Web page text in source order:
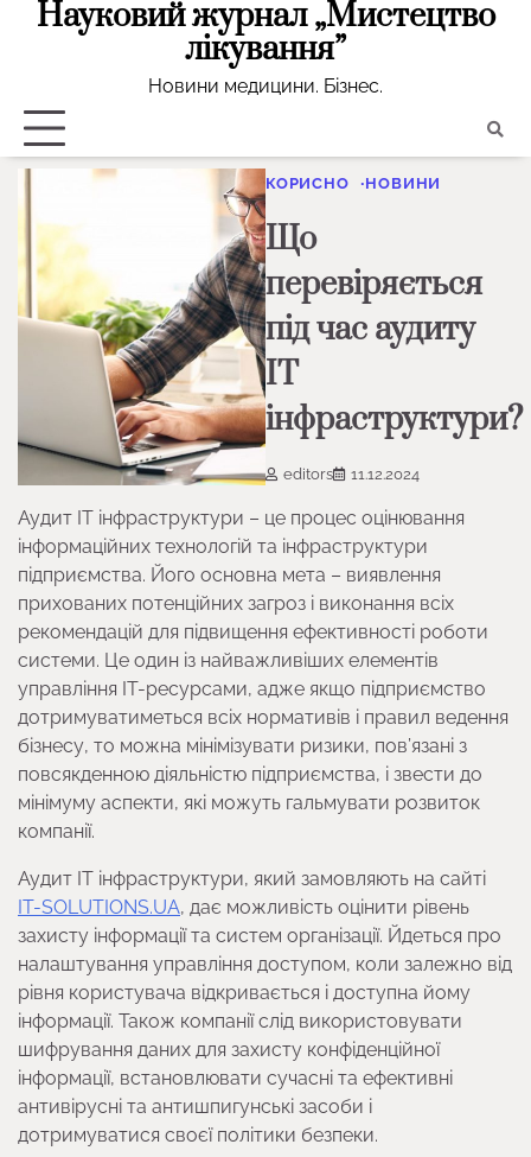
ПерейтиНауковий журнал „Мистецтво
лікування”
Новини медицини. Бізнес.
КОРИСНО НОВИНИ
Що
перевіряється
під час аудиту
ІТ
інфраструктури?
editors 11.12.2024
Аудит ІТ інфраструктури – це процес оцінювання
інформаційних технологій та інфраструктури
підприємства. Його основна мета – виявлення
прихованих потенційних загроз і виконання всіх
рекомендацій для підвищення ефективності роботи
системи. Це один із найважливіших елементів
управління IT-ресурсами, адже якщо підприємство
дотримуватиметься всіх нормативів і правил ведення
бізнесу, то можна мінімізувати ризики, пов’язані з
повсякденною діяльністю підприємства, і звести до
мінімуму аспекти, які можуть гальмувати розвиток
компанії.
Аудит ІТ інфраструктури, який замовляють на сайті
IT-SOLUTIONS.UA, дає можливість оцінити рівень
захисту інформації та систем організації. Йдеться про
налаштування управління доступом, коли залежно від
рівня користувача відкривається і доступна йому
інформації. Також компанії слід використовувати
шифрування даних для захисту конфіденційної
інформації, встановлювати сучасні та ефективні
антивірусні та антишпигунські засоби і
дотримуватися своєї політики безпеки.